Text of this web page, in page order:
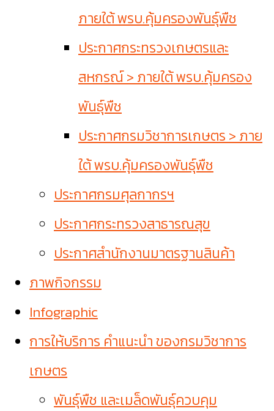
ภายใต้ พรบ.คุ้มครองพันธุ์พืช
ประกาศกระทรวงเกษตรและ
สหกรณ์ > ภายใต้ พรบ.คุ้มครอง
พันธุ์พืช
ประกาศกรมวิชาการเกษตร > ภาย
ใต้ พรบ.คุ้มครองพันธุ์พืช
ประกาศกรมศุลกากรฯ
ประกาศกระทรวงสาธารณสุข
ประกาศสำนักงานมาตรฐานสินค้า
ภาพกิจกรรม
Infographic
การให้บริการ คำแนะนำ ของกรมวิชาการ
เกษตร
พันธุ์พืช และเมล็ดพันธุ์ควบคุม